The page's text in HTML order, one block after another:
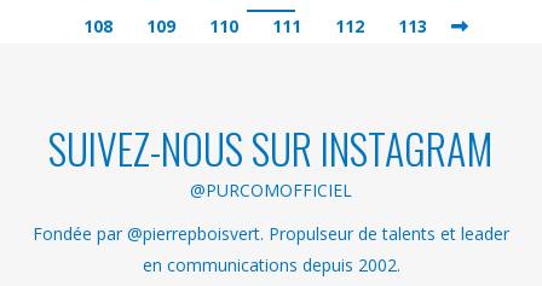
108
109 110 111 112 113
SUIVEZ-NOUS SUR INSTAGRAM
@PURCOMOFFICIEL
Fondée par @pierrepboisvert. Propulseur de talents et leader
en communications depuis 2002.